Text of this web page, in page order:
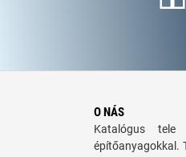
O NÁS
Katalógus
építőanyagokkal.